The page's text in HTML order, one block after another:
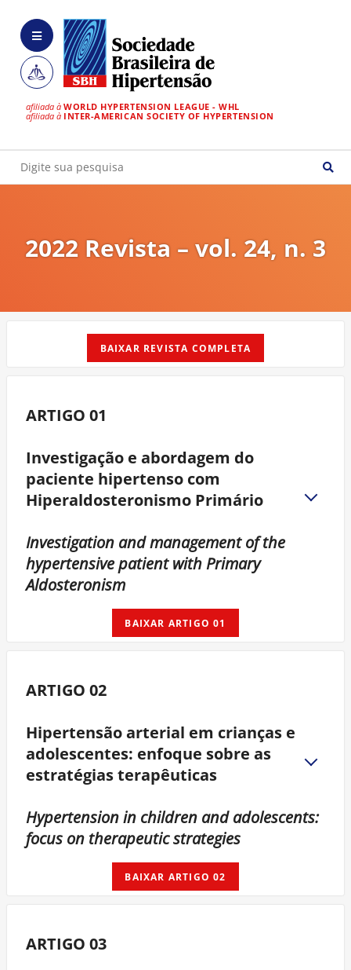
afiliada à WORLD HYPERTENSION LEAGUE - WHL
afiliada à INTER-AMERICAN SOCIETY OF HYPERTENSION
2022 Revista – vol. 24, n. 3
BAIXAR REVISTA COMPLETA
ARTIGO 01
Investigação e abordagem do
paciente hipertenso com
Hiperaldosteronismo Primário
Investigation and management of the
hypertensive patient with Primary
Aldosteronism
BAIXAR ARTIGO 01
ARTIGO 02
Hipertensão arterial em crianças e
adolescentes: enfoque sobre as
estratégias terapêuticas
Hypertension in children and adolescents:
focus on therapeutic strategies
BAIXAR ARTIGO 02
ARTIGO 03